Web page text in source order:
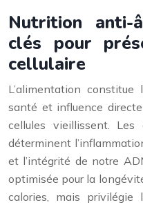
Nutrition anti-
clés pour
cellulaire
L’alimentation
santé et influence
cellules vieillissent. Les
déterminent
et l’intégrité de notre
optimisée pour la
calories, mais privilégie